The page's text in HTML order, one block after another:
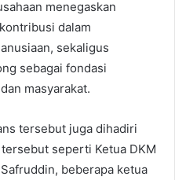
menegaskan
dalam
sekaligus
sebagai fondasi
masyarakat.
tersebut juga dihadiri
seperti Ketua DKM
beberapa ketua